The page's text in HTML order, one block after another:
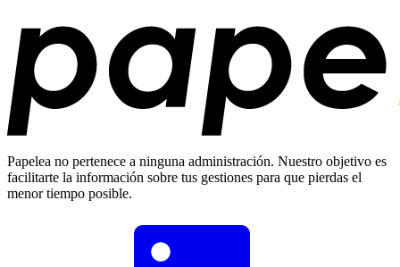
Papelea no pertenece a ninguna administración. Nuestro objetivo es
facilitarte la información sobre tus gestiones para que pierdas el
menor tiempo posible.